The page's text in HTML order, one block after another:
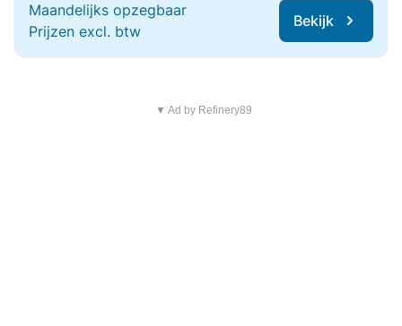
Maandelijks opzegbaar
Prijzen excl. btw
Bekijk
▼ Ad by Refinery89